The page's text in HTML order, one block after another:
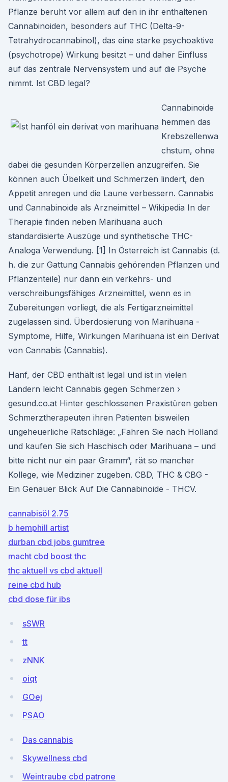
Pflanze beruht vor allem auf den in ihr enthaltenen
Cannabinoiden, besonders auf THC (Delta-9-
Tetrahydrocannabinol), das eine starke psychoaktive
(psychotrope) Wirkung besitzt – und daher Einfluss
auf das zentrale Nervensystem und auf die Psyche
nimmt. Ist CBD legal?
Cannabinoide
hemmen das
Krebszellenwa
chstum, ohne
dabei die gesunden Körperzellen anzugreifen. Sie
können auch Übelkeit und Schmerzen lindert, den
Appetit anregen und die Laune verbessern. Cannabis
und Cannabinoide als Arzneimittel – Wikipedia In der
Therapie finden neben Marihuana auch
standardisierte Auszüge und synthetische THC-
Analoga Verwendung. [1] In Österreich ist Cannabis (d.
h. die zur Gattung Cannabis gehörenden Pflanzen und
Pflanzenteile) nur dann ein verkehrs- und
verschreibungsfähiges Arzneimittel, wenn es in
Zubereitungen vorliegt, die als Fertigarzneimittel
zugelassen sind. Überdosierung von Marihuana -
Symptome, Hilfe, Wirkungen Marihuana ist ein Derivat
von Cannabis (Cannabis).
Hanf, der CBD enthält ist legal und ist in vielen
Ländern leicht Cannabis gegen Schmerzen ›
gesund.co.at Hinter geschlossenen Praxistüren geben
Schmerztherapeuten ihren Patienten bisweilen
ungeheuerliche Ratschläge: „Fahren Sie nach Holland
und kaufen Sie sich Haschisch oder Marihuana – und
bitte nicht nur ein paar Gramm“, rät so mancher
Kollege, wie Mediziner zugeben. CBD, THC & CBG -
Ein Genauer Blick Auf Die Cannabinoide - THCV.
cannabisöl 2.75
b hemphill artist
durban cbd jobs gumtree
macht cbd boost thc
thc aktuell vs cbd aktuell
reine cbd hub
cbd dose für ibs
sSWR
tt
zNNK
oiqt
GOej
PSAO
Das cannabis
Skywellness cbd
Weintraube cbd patrone